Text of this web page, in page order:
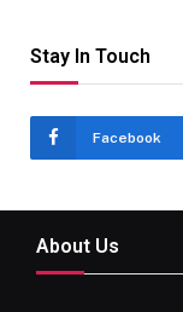
Stay In Touch
Facebook
About Us